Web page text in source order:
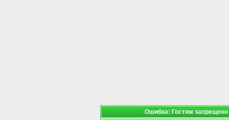
Ошибка: Гостям